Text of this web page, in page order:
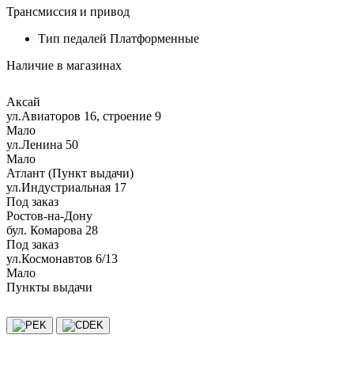
Трансмиссия и привод
Тип педалей Платформенные
Наличие в магазинах
Аксай
ул.Авиаторов 16, строение 9
Мало
ул.Ленина 50
Мало
Атлант (Пункт выдачи)
ул.Индустриальная 17
Под заказ
Ростов-на-Дону
бул. Комарова 28
Под заказ
ул.Космонавтов 6/13
Мало
Пункты выдачи